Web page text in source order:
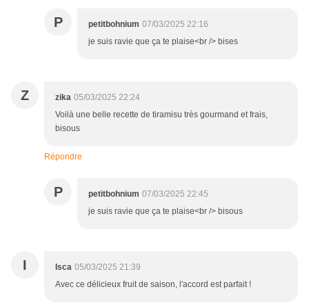
P petitbohnium 07/03/2025 22:16
je suis ravie que ça te plaise<br /> bises
Z zika 05/03/2025 22:24
Voilà une belle recette de tiramisu très gourmand et frais,
bisous
Répondre
P petitbohnium 07/03/2025 22:45
je suis ravie que ça te plaise<br /> bisous
I Isca 05/03/2025 21:39
Avec ce délicieux fruit de saison, l'accord est parfait !